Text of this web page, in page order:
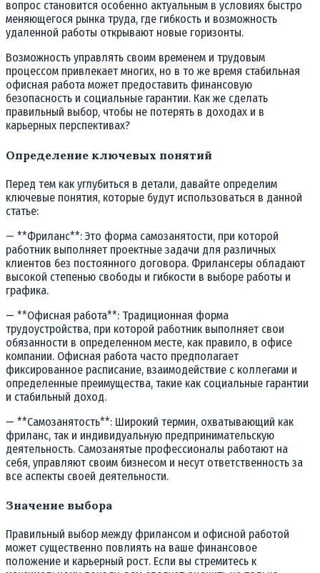
вопрос становится особенно актуальным в условиях быстро
меняющегося рынка труда, где гибкость и возможность
удаленной работы открывают новые горизонты.
Возможность управлять своим временем и трудовым
процессом привлекает многих, но в то же время стабильная
офисная работа может предоставить финансовую
безопасность и социальные гарантии. Как же сделать
правильный выбор, чтобы не потерять в доходах и в
карьерных перспективах?
Определение ключевых понятий
Перед тем как углубиться в детали, давайте определим
ключевые понятия, которые будут использоваться в данной
статье:
— **Фриланс**: Это форма самозанятости, при которой
работник выполняет проектные задачи для различных
клиентов без постоянного договора. Фрилансеры обладают
высокой степенью свободы и гибкости в выборе работы и
графика.
— **Офисная работа**: Традиционная форма
трудоустройства, при которой работник выполняет свои
обязанности в определенном месте, как правило, в офисе
компании. Офисная работа часто предполагает
фиксированное расписание, взаимодействие с коллегами и
определенные преимущества, такие как социальные гарантии
и стабильный доход.
— **Самозанятость**: Широкий термин, охватывающий как
фриланс, так и индивидуальную предпринимательскую
деятельность. Самозанятые профессионалы работают на
себя, управляют своим бизнесом и несут ответственность за
все аспекты своей деятельности.
Значение выбора
Правильный выбор между фрилансом и офисной работой
может существенно повлиять на ваше финансовое
положение и карьерный рост. Если вы стремитесь к